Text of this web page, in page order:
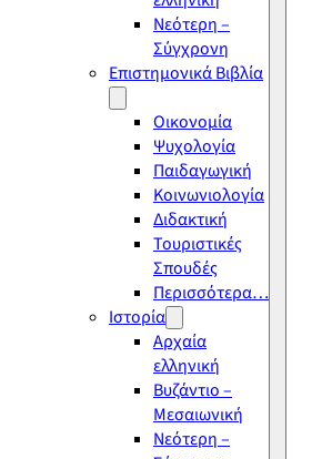
Νεότερη –
Σύγχρονη
Επιστημονικά Βιβλία
Οικονομία
Ψυχολογία
Παιδαγωγική
Κοινωνιολογία
Διδακτική
Τουριστικές
Σπουδές
Περισσότερα…
Ιστορία
Αρχαία
ελληνική
Βυζάντιο –
Μεσαιωνική
Νεότερη –